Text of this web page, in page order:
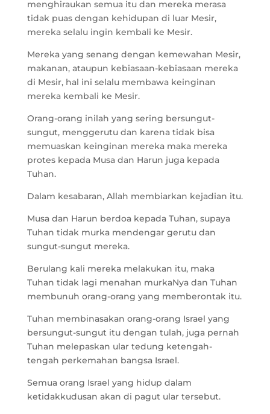
menghiraukan semua itu dan mereka merasa
tidak puas dengan kehidupan di luar Mesir,
mereka selalu ingin kembali ke Mesir.
Mereka yang senang dengan kemewahan Mesir,
makanan, ataupun kebiasaan-kebiasaan mereka
di Mesir, hal ini selalu membawa keinginan
mereka kembali ke Mesir.
Orang-orang inilah yang sering bersungut-
sungut, menggerutu dan karena tidak bisa
memuaskan keinginan mereka maka mereka
protes kepada Musa dan Harun juga kepada
Tuhan.
Dalam kesabaran, Allah membiarkan kejadian itu.
Musa dan Harun berdoa kepada Tuhan, supaya
Tuhan tidak murka mendengar gerutu dan
sungut-sungut mereka.
Berulang kali mereka melakukan itu, maka
Tuhan tidak lagi menahan murkaNya dan Tuhan
membunuh orang-orang yang memberontak itu.
Tuhan membinasakan orang-orang Israel yang
bersungut-sungut itu dengan tulah, juga pernah
Tuhan melepaskan ular tedung ketengah-
tengah perkemahan bangsa Israel.
Semua orang Israel yang hidup dalam
ketidakkudusan akan di pagut ular tersebut.